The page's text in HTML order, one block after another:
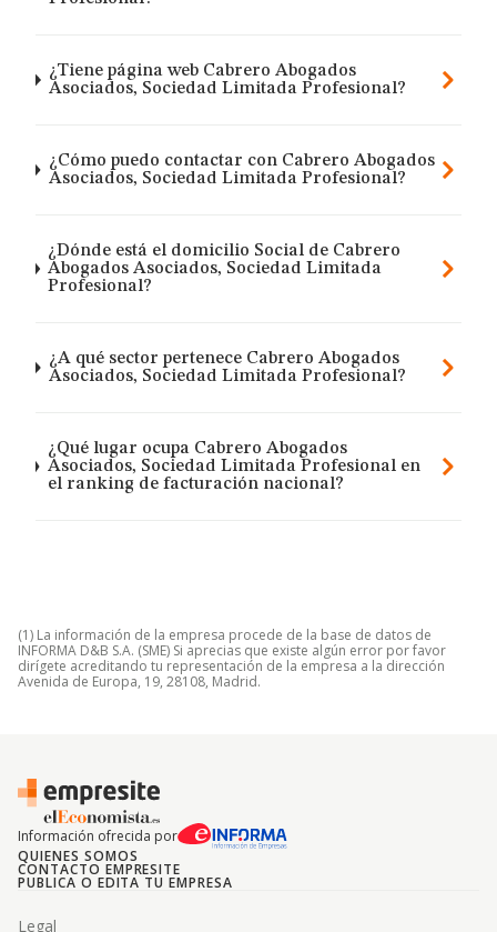
¿Tiene página web Cabrero Abogados
Asociados, Sociedad Limitada Profesional?
¿Cómo puedo contactar con Cabrero Abogados
Asociados, Sociedad Limitada Profesional?
¿Dónde está el domicilio Social de Cabrero
Abogados Asociados, Sociedad Limitada
Profesional?
¿A qué sector pertenece Cabrero Abogados
Asociados, Sociedad Limitada Profesional?
¿Qué lugar ocupa Cabrero Abogados
Asociados, Sociedad Limitada Profesional en
el ranking de facturación nacional?
(1) La información de la empresa procede de la base de datos de
INFORMA D&B S.A. (SME) Si aprecias que existe algún error por favor
dirígete acreditando tu representación de la empresa a la dirección
Avenida de Europa, 19, 28108, Madrid.
Información ofrecida por
QUIENES SOMOS
CONTACTO EMPRESITE
PUBLICA O EDITA TU EMPRESA
Legal